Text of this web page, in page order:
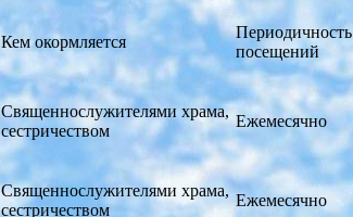
Кем окормляется
Периодичность
посещений
Священнослужителями храма,
сестричеством
Ежемесячно
Священнослужителями храма,
сестричеством
Ежемесячно